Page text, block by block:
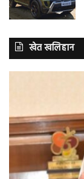
खेत खलिहान